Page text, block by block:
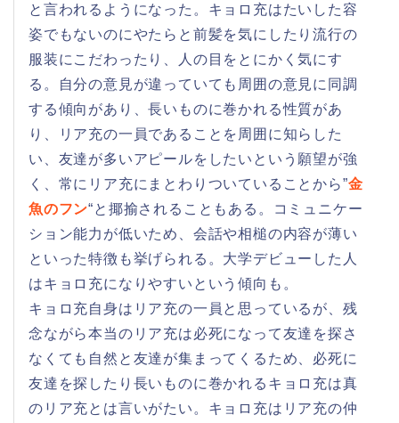
と言われるようになった。キョロ充はたいした容
姿でもないのにやたらと前髪を気にしたり流行の
服装にこだわったり、人の目をとにかく気にす
る。自分の意見が違っていても周囲の意見に同調
する傾向があり、長いものに巻かれる性質があ
り、リア充の一員であることを周囲に知らした
い、友達が多いアピールをしたいという願望が強
く、常にリア充にまとわりついていることから”金
魚のフン“と揶揄されることもある。コミュニケー
ション能力が低いため、会話や相槌の内容が薄い
といった特徴も挙げられる。大学デビューした人
はキョロ充になりやすいという傾向も。
キョロ充自身はリア充の一員と思っているが、残
念ながら本当のリア充は必死になって友達を探さ
なくても自然と友達が集まってくるため、必死に
友達を探したり長いものに巻かれるキョロ充は真
のリア充とは言いがたい。キョロ充はリア充の仲